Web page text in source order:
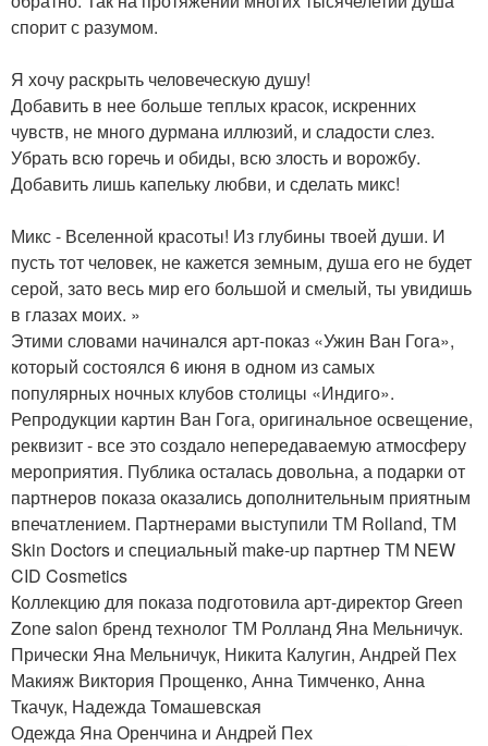
спорит с разумом.
Я хочу раскрыть человеческую душу!
Добавить в нее больше теплых красок, искренних
чувств, не много дурмана иллюзий, и сладости слез.
Убрать всю горечь и обиды, всю злость и ворожбу.
Добавить лишь капельку любви, и сделать микс!
Микс - Вселенной красоты! Из глубины твоей души. И
пусть тот человек, не кажется земным, душа его не будет
серой, зато весь мир его большой и смелый, ты увидишь
в глазах моих. »
Этими словами начинался арт-показ «Ужин Ван Гога»,
который состоялся 6 июня в одном из самых
популярных ночных клубов столицы «Индиго».
Репродукции картин Ван Гога, оригинальное освещение,
реквизит - все это создало непередаваемую атмосферу
мероприятия. Публика осталась довольна, а подарки от
партнеров показа оказались дополнительным приятным
впечатлением. Партнерами выступили ТМ Rolland, ТМ
Skin Doctors и специальный make-up партнер ТМ NEW
CID Cosmetics
Коллекцию для показа подготовила арт-директор Green
Zone salon бренд технолог ТМ Ролланд Яна Мельничук.
Прически Яна Мельничук, Никита Калугин, Андрей Пех
Макияж Виктория Прощенко, Анна Тимченко, Анна
Ткачук, Надежда Томашевская
Одежда Яна Оренчина и Андрей Пех